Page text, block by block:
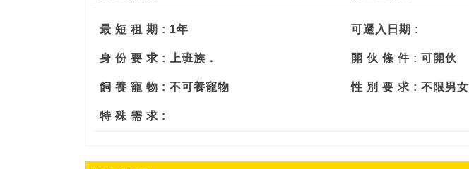
最 短 租 期 : 1年 可遷入日期 :
身 份 要 求 : 上班族． 開 伙 條 件 : 可開伙
飼 養 寵 物 : 不可養寵物 性 別 要 求 : 不限男女
特 殊 需 求 :